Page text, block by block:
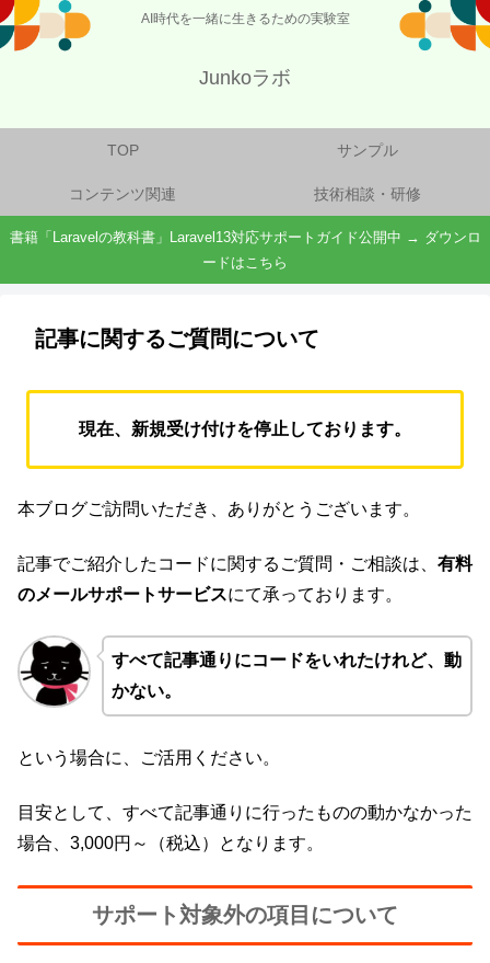
AI時代を一緒に生きるための実験室
Junkoラボ
TOP サンプル
コンテンツ関連 技術相談・研修
書籍「Laravelの教科書」Laravel13対応サポートガイド公開中 → ダウンロ
ードはこちら
記事に関するご質問について
現在、新規受け付けを停止しております。
本ブログご訪問いただき、ありがとうございます。
記事でご紹介したコードに関するご質問・ご相談は、 有料
のメールサポートサービスにて承っております。
すべて記事通りにコードをいれたけれど、動
かない。
という場合に、ご活用ください。
目安として、すべて記事通りに行ったものの動かなかった
場合、3,000円～（税込）となります。
サポート対象外の項目について